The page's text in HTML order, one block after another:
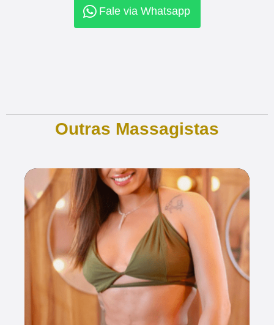
Fale via Whatsapp
Outras Massagistas